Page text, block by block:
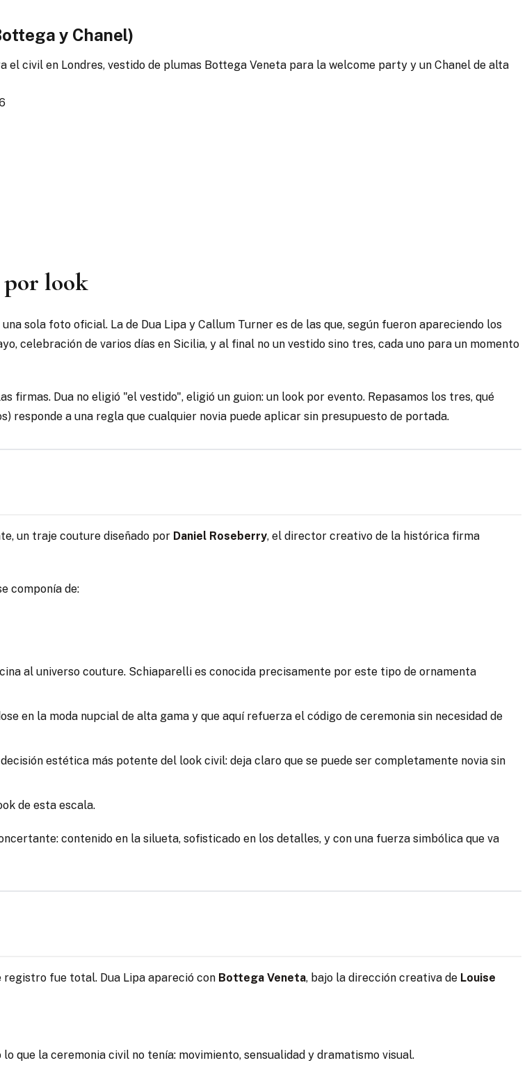
y Chanel)
civil en Londres, vestido de plumas Bottega Veneta para la welcome party y un Chanel de alta
por look
sola foto oficial. La de Dua Lipa y Callum Turner es de las que, según fueron apareciendo los
celebración de varios días en Sicilia, y al final no un vestido sino tres, cada uno para un momento
firmas. Dua no eligió "el vestido", eligió un guion: un look por evento. Repasamos los tres, qué
responde a una regla que cualquier novia puede aplicar sin presupuesto de portada.
un traje couture diseñado por Daniel Roseberry, el director creativo de la histórica firma
componía de:
al universo couture. Schiaparelli es conocida precisamente por este tipo de ornamenta
en la moda nupcial de alta gama y que aquí refuerza el código de ceremonia sin necesidad de
estética más potente del look civil: deja claro que se puede ser completamente novia sin
de esta escala.
contenido en la silueta, sofisticado en los detalles, y con una fuerza simbólica que va
registro fue total. Dua Lipa apareció con Bottega Veneta, bajo la dirección creativa de Louise
que la ceremonia civil no tenía: movimiento, sensualidad y dramatismo visual.